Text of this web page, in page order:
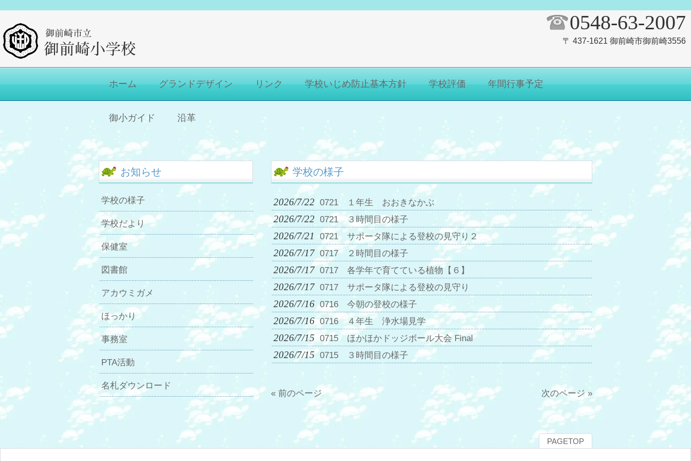
0548-63-2007
〒 437-1621 御前崎市御前崎3556
ホーム グランドデザイン リンク 学校いじめ防止基本方針 学校評価 年間行事予定
御小ガイド 沿革
学校の様子
2026/7/22 0721 １年生 おおきなかぶ
2026/7/22 0721 ３時間目の様子
2026/7/21 0721 サポータ隊による登校の見守り２
2026/7/17 0717 ２時間目の様子
2026/7/17 0717 各学年で育てている植物【６】
2026/7/17 0717 サポータ隊による登校の見守り
2026/7/16 0716 今朝の登校の様子
2026/7/16 0716 ４年生 浄水場見学
2026/7/15 0715 ほかほかドッジボール大会 Final
2026/7/15 0715 ３時間目の様子
« 前のページ 次のページ »
お知らせ
学校の様子
学校だより
保健室
図書館
アカウミガメ
ほっかり
事務室
PTA活動
名札ダウンロード
PAGETOP